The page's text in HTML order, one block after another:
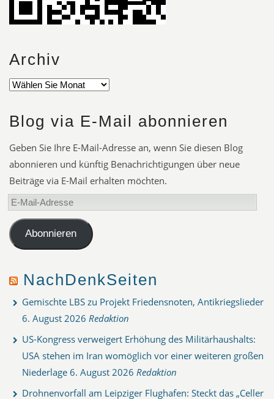
Archiv
Blog via E-Mail abonnieren
Geben Sie Ihre E-Mail-Adresse an, wenn Sie diesen Blog
abonnieren und künftig Benachrichtigungen über neue
Beiträge via E-Mail erhalten möchten.
E-
Mail-
AdresseAbonnieren
NachDenkSeiten
Gemischte LBS zu Projekt Friedensnoten, Antikriegslieder
6. August 2026 Redaktion
US-Kongress verweigert Erhöhung des Militärhaushalts:
USA stehen im Iran womöglich vor einer weiteren großen
Niederlage 6. August 2026 Redaktion
Drohnenvorfall am Leipziger Flughafen: Steckt das „Celler